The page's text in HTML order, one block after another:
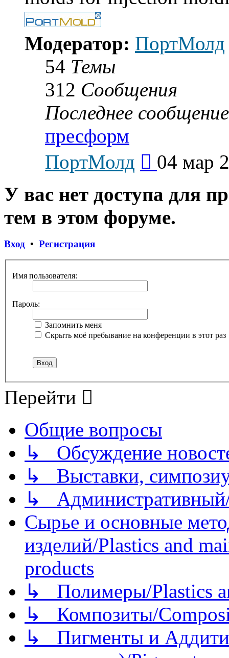
Модератор: ПортМолд
54 Темы
312 Сообщения
Последнее сообщение
пресформ
ПортМолд
последнему
04 мар
У вас нет доступа для
тем в этом форуме.
Вход • Регистрация
Имя пользователя:
Пароль:
Запомнить меня
Скрыть моё пребывание на конференции в этот раз
Перейти
Общие вопросы
↳ Обсуждение
↳ Выставки,
↳
Сырье и основные
изделий/Plastics and
products
↳ Полимеры/Plastics
↳ Композиты/
↳ Пигменты и